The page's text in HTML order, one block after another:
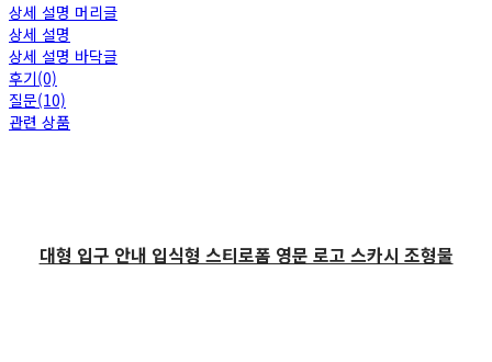
상세 설명 머리글
상세 설명
상세 설명 바닥글
후기(0)
질문(10)
관련 상품
대형 입구 안내 입식형 스티로폼 영문 로고 스카시 조형물